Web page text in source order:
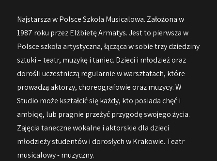
Najstarsza w Polsce Szkoła Musicalowa. Założona w
1987 roku przez Elżbietę Armatys. Jest to pierwsza w
Polsce szkoła artystyczna, łącząca w sobie trzy dziedziny
sztuki – teatr, muzykę i taniec. Dzieci i młodzież oraz
dorośli uczestniczą regularnie w warsztatach, które
prowadzą aktorzy, choreografowie oraz muzycy. W
Studio może kształcić się każdy, kto posiada chęć i
ambicję, lub pragnie przeżyć przygodę swojego życia.
Zajęcia taneczne wokalne i aktorskie dla dzieci
młodzieży studentów i dorosłych w Krakowie. Teatr
musicalowy - muzyczny.